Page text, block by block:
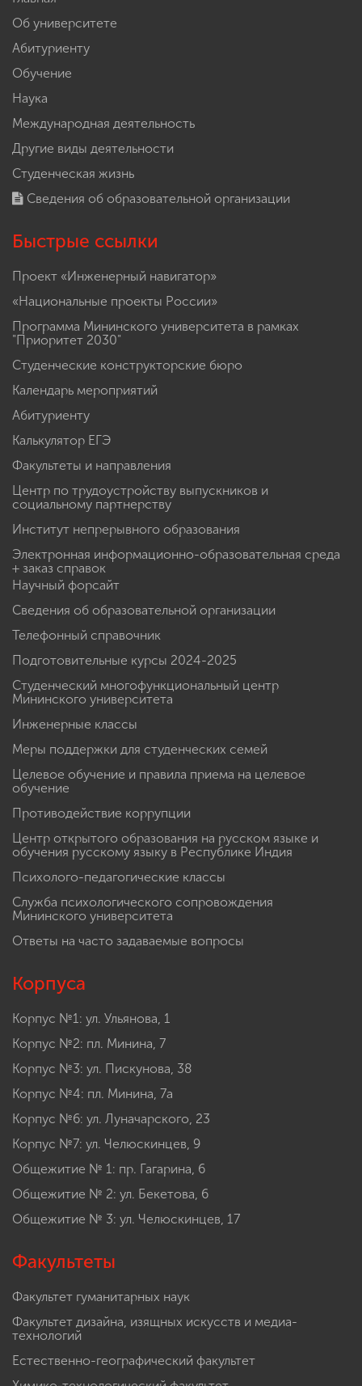
Об университете
Абитуриенту
Обучение
Наука
Международная деятельность
Другие виды деятельности
Студенческая жизнь
Сведения об образовательной организации
Быстрые ссылки
Проект «Инженерный навигатор»
«Национальные проекты России»
Программа Мининского университета в рамках
"Приоритет 2030"
Студенческие конструкторские бюро
Календарь мероприятий
Абитуриенту
Калькулятор ЕГЭ
Факультеты и направления
Центр по трудоустройству выпускников и
социальному партнерству
Институт непрерывного образования
Электронная информационно-образовательная среда
+ заказ справок
Научный форсайт
Сведения об образовательной организации
Телефонный справочник
Подготовительные курсы 2024-2025
Студенческий многофункциональный центр
Мининского университета
Инженерные классы
Меры поддержки для студенческих семей
Целевое обучение и правила приема на целевое
обучение
Противодействие коррупции
Центр открытого образования на русском языке и
обучения русскому языку в Республике Индия
Психолого-педагогические классы
Служба психологического сопровождения
Мининского университета
Ответы на часто задаваемые вопросы
Корпуса
Корпус №1: ул. Ульянова, 1
Корпус №2: пл. Минина, 7
Корпус №3: ул. Пискунова, 38
Корпус №4: пл. Минина, 7а
Корпус №6: ул. Луначарского, 23
Корпус №7: ул. Челюскинцев, 9
Общежитие № 1: пр. Гагарина, 6
Общежитие № 2: ул. Бекетова, 6
Общежитие № 3: ул. Челюскинцев, 17
Факультеты
Факультет гуманитарных наук
Факультет дизайна, изящных искусств и медиа-
технологий
Естественно-географический факультет